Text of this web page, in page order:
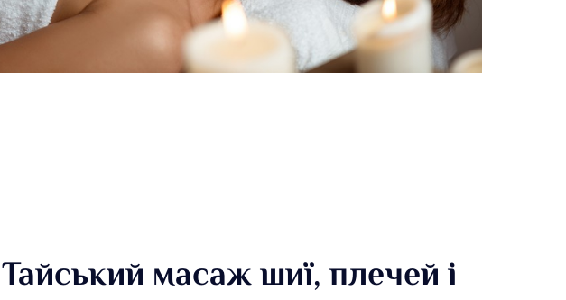
Тайський масаж шиї, плечей і